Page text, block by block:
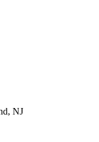
NJ